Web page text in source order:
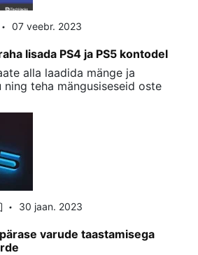
07 veebr. 2023
lisada PS4 ja PS5 kontodel
alla laadida mänge ja
teha mängusiseseid oste
30 jaan. 2023
varude taastamisega